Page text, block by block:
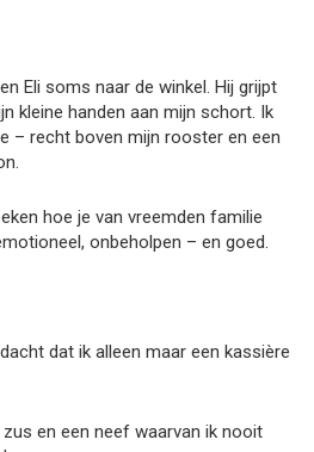
Eli soms naar de winkel. Hij grijpt
kleine handen aan mijn schort. Ik
– recht boven mijn rooster en een
hoe je van vreemden familie
onbeholpen – en goed.
dat ik alleen maar een kassière
en een neef waarvan ik nooit